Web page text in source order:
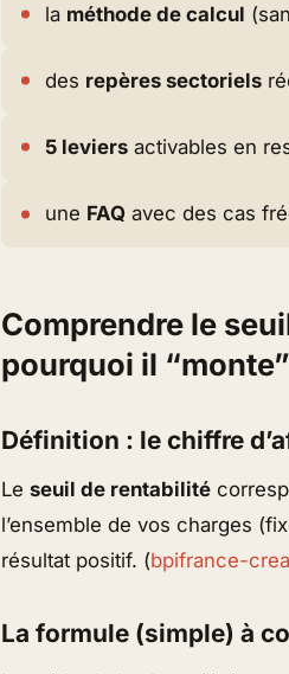
la méthode de calcul
des repères sectoriels
5 leviers activables en
une FAQ avec des cas
Comprendre le
pourquoi il
Définition : le chiffre
Le seuil de rentabilité
l’ensemble de vos charges
résultat positif. (bpifrance-
La formule (simple) à